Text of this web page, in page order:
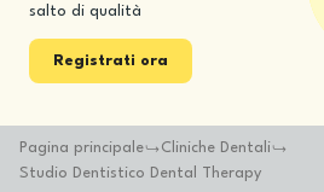
salto di qualità
Registrati ora
Pagina principale
Cliniche Dentali
Studio Dentistico Dental Therapy